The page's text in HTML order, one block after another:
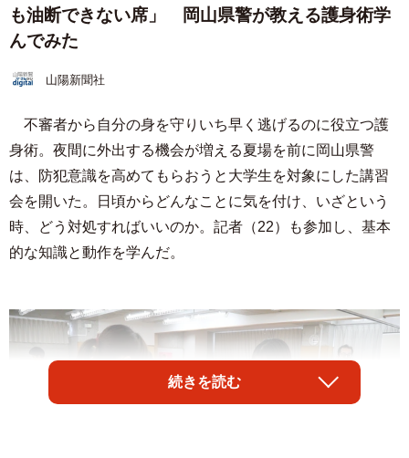
も油断できない席」 岡山県警が教える護身術学
んでみた
山陽新聞社
不審者から自分の身を守りいち早く逃げるのに役立つ護
身術。夜間に外出する機会が増える夏場を前に岡山県警
は、防犯意識を高めてもらおうと大学生を対象にした講習
会を開いた。日頃からどんなことに気を付け、いざという
時、どう対処すればいいのか。記者（22）も参加し、基本
的な知識と動作を学んだ。
続きを読む